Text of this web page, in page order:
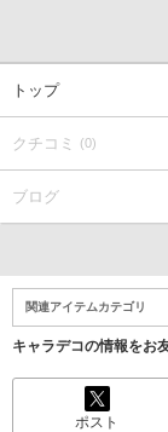
トップ
クチコミ (0)
ブログ
関連アイテムカテゴリ
キャラデコの情報をお
ポスト